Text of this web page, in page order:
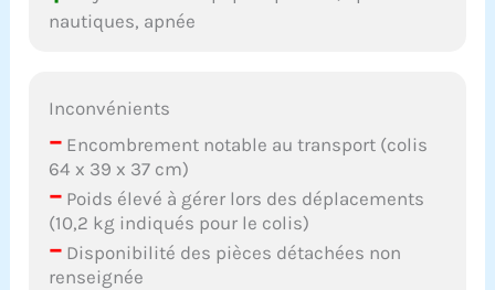
nautiques, apnée
Inconvénients
– Encombrement notable au transport (colis
64 x 39 x 37 cm)
– Poids élevé à gérer lors des déplacements
(10,2 kg indiqués pour le colis)
– Disponibilité des pièces détachées non
renseignée